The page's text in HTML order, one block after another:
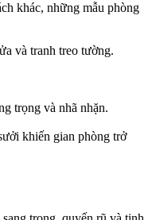
khác, những mẫu phòng
và tranh treo tường.
trọng và nhã nhặn.
khiến gian phòng trở